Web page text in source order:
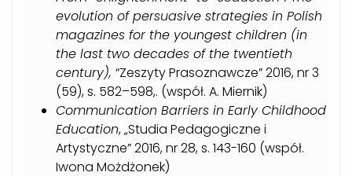
evolution of persuasive strategies in Polish
magazines for the youngest children (in
the last two decades of the twentieth
century), “Zeszyty Prasoznawcze” 2016, nr 3
(59),s. 582–598,. (współ. A. Miernik)
Communication Barriers in Early Childhood
Education, „Studia Pedagogiczne i
Artystyczne” 2016, nr 28, s. 143-160 (współ.
Iwona Możdżonek)